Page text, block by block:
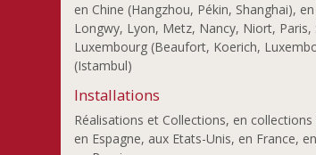
en Chine (Hangzhou, Pékin, Shanghai),
Longwy, Lyon, Metz, Nancy, Niort,
Luxembourg (Beaufort, Koerich,
(Istambul)
Installations
Réalisations et Collections, en
en Espagne, aux Etats-Unis, en France,